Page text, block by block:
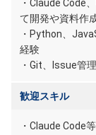
・Claude Code
て開発や資料作
・Python、
経験
・Git、Issue管
歓迎スキル
・Claude Code